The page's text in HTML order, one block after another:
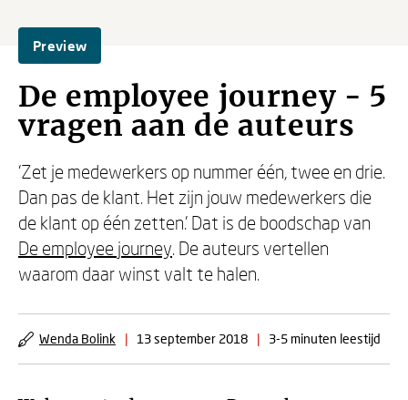
Preview
De employee journey - 5
vragen aan de auteurs
‘Zet je medewerkers op nummer één, twee en drie.
Dan pas de klant. Het zijn jouw medewerkers die
de klant op één zetten.’ Dat is de boodschap van
De employee journey. De auteurs vertellen
waarom daar winst valt te halen.
Wenda Bolink | 13 september 2018 | 3-5 minuten leestijd